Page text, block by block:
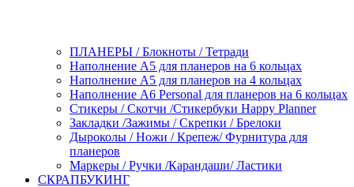
ПЛАНЕРЫ / Блокноты / Тетради
Наполнение А5 для планеров на 6 кольцах
Наполнение А5 для планеров на 4 кольцах
Наполнение А6 Personal для планеров на 6 кольцах
Стикеры / Скотчи /Стикербуки Happy Planner
Закладки /Зажимы / Скрепки / Брелоки
Дыроколы / Ножи / Крепеж/ Фурнитура для
планеров
Маркеры / Ручки /Карандаши/ Ластики
СКРАПБУКИНГ